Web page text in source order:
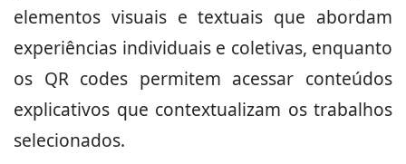
elementos visuais e textuais que abordam
experiências individuais e coletivas, enquanto
os QR codes permitem acessar conteúdos
explicativos que contextualizam os trabalhos
selecionados.